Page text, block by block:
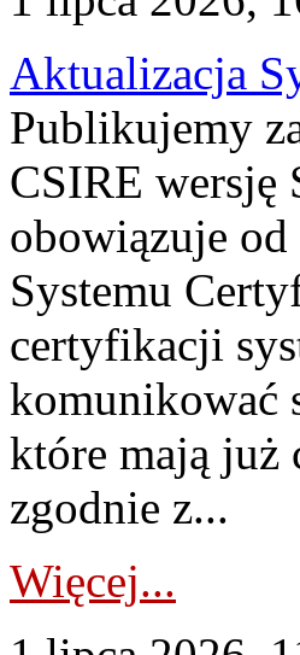
Aktualizacja
Publikujemy
CSIRE wersję
obowiązuje
Systemu
certyfikacji
komunikować
które mają już
zgodnie z...
Więcej...